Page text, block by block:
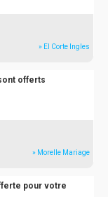
» El Corte Ingles
offerts
» Morelle Mariage
pour votre